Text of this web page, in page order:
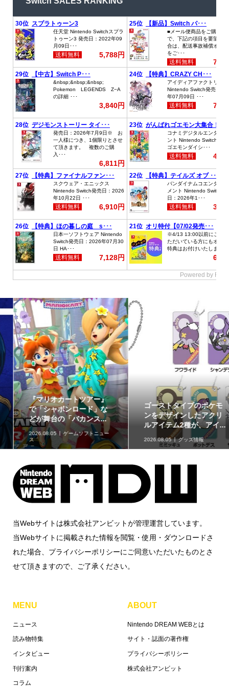
『マリオカートツアー』
で「シャボンロード」な
どが舞台の「バカンス...
2026.08.05
ゲームソフトニュー
ス
ゴーストタイプのポケモ
ンをデザインしたアクリ
ルアイテム2種が、アイ...
2026.08.05 グッズ情報
当Webサイトは株式会社アンビットが管理運営しています。
当Webサイトに掲載された情報を閲覧・使用・ダウンロードさ
れた場合、プライバシーポリシーにご同意いただいたものとさ
せて頂きますので、ご了承ください。
MENU
ニュース
読み物特集
インタビュー
刊行案内
コラム
ABOUT
Nintendo DREAM WEBとは
サイト・誌面の著作権
プライバシーポリシー
株式会社アンビット